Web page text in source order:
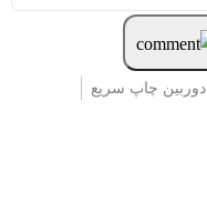
دوربین چاپ سریع